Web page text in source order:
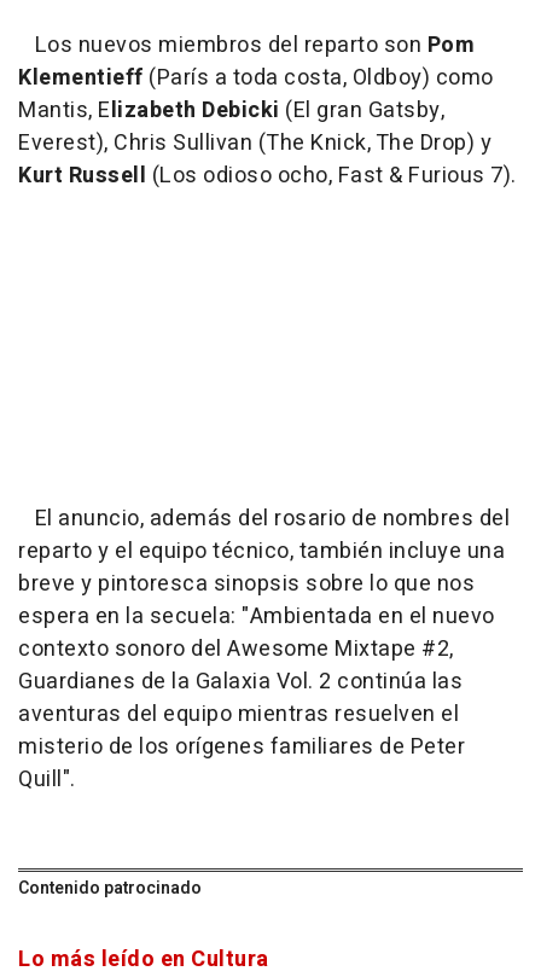
Los nuevos miembros del reparto son Pom
Klementieff (París a toda costa, Oldboy) como
Mantis, Elizabeth Debicki (El gran Gatsby,
Everest), Chris Sullivan (The Knick, The Drop) y
Kurt Russell (Los odioso ocho, Fast & Furious 7).
El anuncio, además del rosario de nombres del
reparto y el equipo técnico, también incluye una
breve y pintoresca sinopsis sobre lo que nos
espera en la secuela: "Ambientada en el nuevo
contexto sonoro del Awesome Mixtape #2,
Guardianes de la Galaxia Vol. 2 continúa las
aventuras del equipo mientras resuelven el
misterio de los orígenes familiares de Peter
Quill".
Contenido patrocinado
Lo más leído en Cultura